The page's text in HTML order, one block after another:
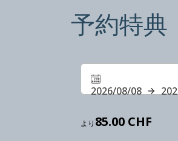
予約特典
2026/08/08
より 85.00 CHF